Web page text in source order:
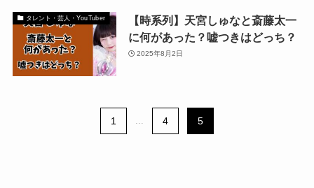
タレント・芸人・YouTuber
【時系列】天宮しゅなと斎藤太一
に何があった？嘘つきはどっち？
2025年8月2日
1 4 5